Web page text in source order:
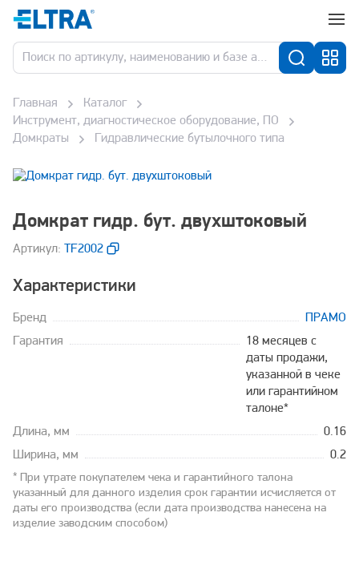
Главная
Каталог
Инструмент, диагностическое оборудование, ПО
Домкраты
Гидравлические бутылочного типа
Домкрат гидр. бут. двухштоковый
Aртикул: TF2002
Характеристики
Бренд
ПРАМО
Гарантия
18 месяцев с
даты продажи,
указанной в чеке
или гарантийном
талоне*
Длина, мм
0.16
Ширина, мм
0.2
* При утрате покупателем чека и гарантийного талона
указанный для данного изделия срок гарантии исчисляется от
даты его производства (если дата производства нанесена на
изделие заводским способом)